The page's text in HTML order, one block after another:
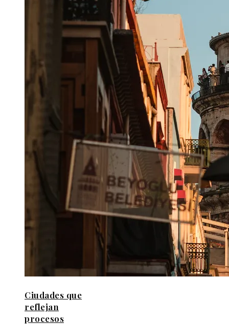
Ciudades que
reflejan
procesos